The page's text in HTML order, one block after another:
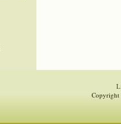
Copyright